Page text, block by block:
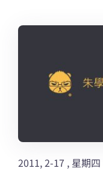
2011, 2-17 , 星期四